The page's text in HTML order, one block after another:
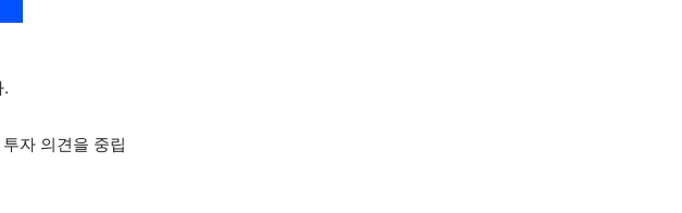
.
자 의견을 중립